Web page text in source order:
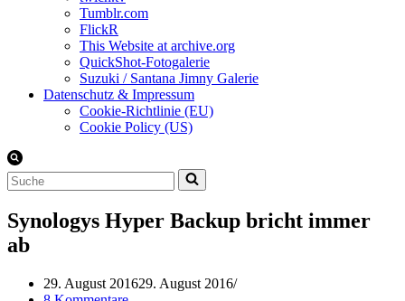
Tumblr.com
FlickR
This Website at archive.org
QuickShot-Fotogalerie
Suzuki / Santana Jimny Galerie
Datenschutz & Impressum
Cookie-Richtlinie (EU)
Cookie Policy (US)
Suchen
nach …
Synologys Hyper Backup bricht immer
ab
29. August 201629. August 2016